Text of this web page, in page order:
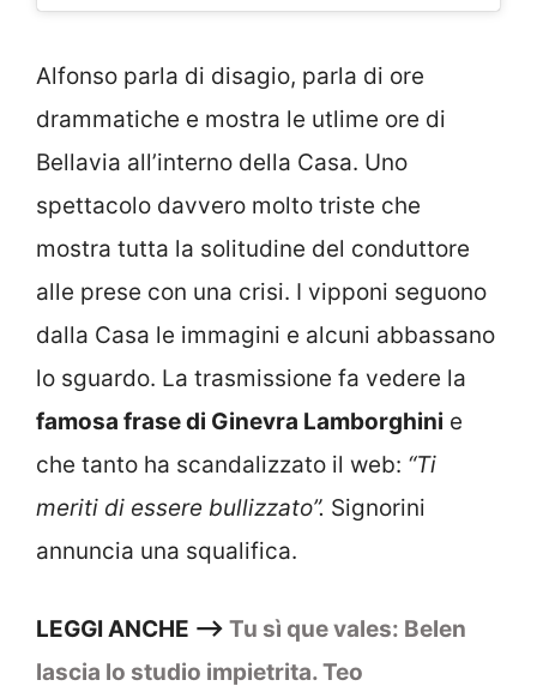
Alfonso parla di disagio, parla di ore
drammatiche e mostra le utlime ore di
Bellavia all’interno della Casa. Uno
spettacolo davvero molto triste che
mostra tutta la solitudine del conduttore
alle prese con una crisi. I vipponi seguono
dalla Casa le immagini e alcuni abbassano
lo sguardo. La trasmissione fa vedere la
famosa frase di Ginevra Lamborghini e
che tanto ha scandalizzato il web: “Ti
meriti di essere bullizzato”. Signorini
annuncia una squalifica.
LEGGI ANCHE –> Tu sì que vales: Belen
lascia lo studio impietrita. Teo